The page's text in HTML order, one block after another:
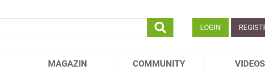
LOGIN
MAGAZIN COMMUNITY VIDEOS